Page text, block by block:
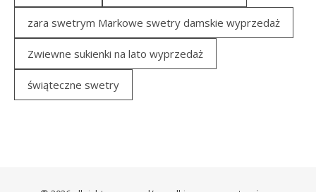
zara swetrym Markowe swetry damskie wyprzedaż
Zwiewne sukienki na lato wyprzedaż
świąteczne swetry